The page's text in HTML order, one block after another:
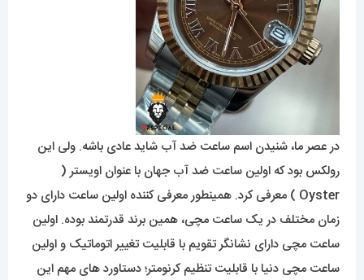
در عصر ما، شنیدن اسم ساعت ضد آب شاید عادی باشه. ولی این
رولکس بود که اولین ساعت ضد آب جهان با عنوان اویستر (
Oyster ) معرفی کرد. همینطور معرفی کننده اولین ساعت دارای دو
زمان مختلف در یک ساعت مچی، همین برند قدرتمند بوده. اولین
ساعت مچی دارای نشانگر تقویم با قابلیت تغییر اتوماتیک و اولین
ساعت مچی دنیا با قابلیت تنظیم کرنومتر؛ دستاورد های مهم این